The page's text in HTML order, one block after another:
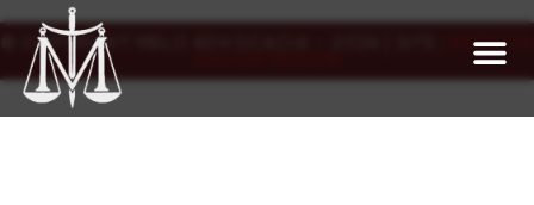
© COPYRIGHT MELO ADVOCACIA - 2024 | SITE: AGÊNCIA